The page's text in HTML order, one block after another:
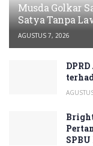
Musda Golkar
Satya Tanpa
AGUSTUS 7, 2026